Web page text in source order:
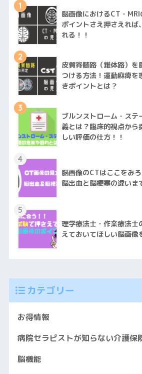
1
脳画像におけるCT・
ポイントさえ押さえれば
れる！！
2
皮質脊髄路（錐体路）を
つける方法！運動麻痺
きポイントとは？
3
ブルンストローム・ステ
義とは？臨床的視点から
しい評価の仕方！！
4
脳画像のCTはここをみ
脳出血と脳梗塞の違いま
5
理学療法士・作業療法士
えておいてほしい脳画像
カテゴリー
お得情報
病院セラピストが知らない介護保
脳機能